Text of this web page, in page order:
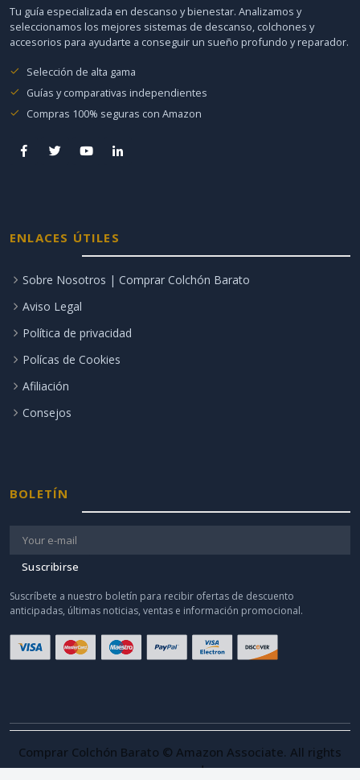
Tu guía especializada en descanso y bienestar. Analizamos y
seleccionamos los mejores sistemas de descanso, colchones y
accesorios para ayudarte a conseguir un sueño profundo y reparador.
Selección de alta gama
Guías y comparativas independientes
Compras 100% seguras con Amazon
ENLACES ÚTILES
Sobre Nosotros | Comprar Colchón Barato
Aviso Legal
Política de privacidad
Polícas de Cookies
Afiliación
Consejos
BOLETÍN
Suscribirse
Suscríbete a nuestro boletín para recibir ofertas de descuento
anticipadas, últimas noticias, ventas e información promocional.
Comprar Colchón Barato © Amazon Associate. All rights
reserved.